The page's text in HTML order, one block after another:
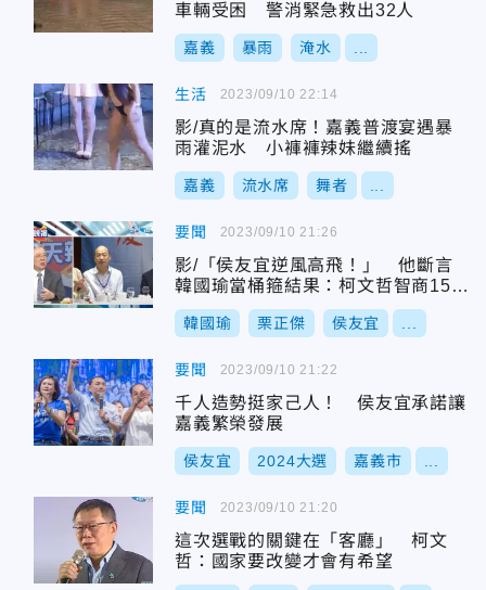
車輛受困 警消緊急救出32人
嘉義 暴雨 淹水
生活
影/真的是流水席！嘉義普渡宴遇暴
雨灌泥水 小褲褲辣妹繼續搖
嘉義 流水席 舞者
2023/09/10 22:14
要聞
影/「侯友宜逆風高飛！」 他斷言
韓國瑜當桶箍結果：柯文哲智商157
會識大局
韓國瑜 栗正傑 侯友宜
2023/09/10 21:26
要聞
千人造勢挺家己人！ 侯友宜承諾讓
嘉義繁榮發展
侯友宜 2024大選 嘉義市
2023/09/10 21:22
要聞
這次選戰的關鍵在「客廳」 柯文
哲：國家要改變才會有希望
2023/09/10 21:20